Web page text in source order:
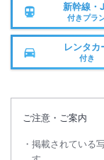
新幹線・
付きプラ
レンタカ
付き
ご注意・ご案内
掲載されている